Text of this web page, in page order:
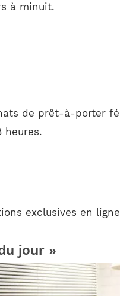
à minuit.
de prêt-à-porter
heures.
exclusives en
jour »